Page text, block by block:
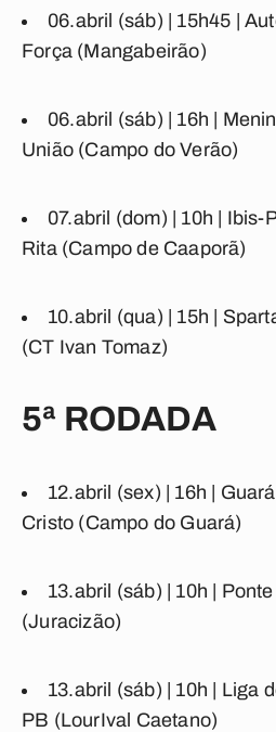
06.abril (sáb) | 15h45 |
Força (Mangabeirão)
06.abril (sáb) | 16h |
União (Campo do Verão)
07.abril (dom) | 10h | Ibis-
Rita (Campo de Caaporã)
10.abril (qua) | 15h |
(CT Ivan Tomaz)
5ª RODADA
12.abril (sex) | 16h | Guará
Cristo (Campo do Guará)
13.abril (sáb) | 10h |
(Juracizão)
13.abril (sáb) | 10h | Liga
PB (LourIval Caetano)